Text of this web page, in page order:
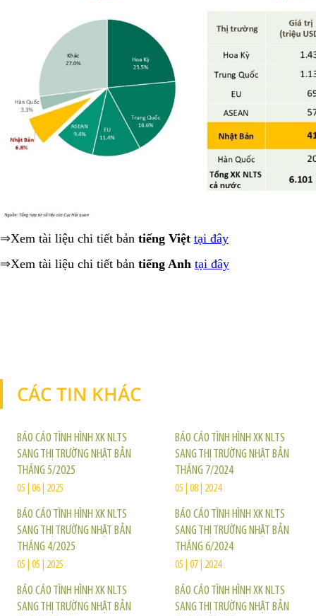
⇒Xem tài liệu chi tiết bản tiếng Việt tại đây
⇒Xem tài liệu chi tiết bản tiếng Anh tại đây
CÁC TIN KHÁC
BÁO CÁO TÌNH HÌNH XK NLTS
SANG THỊ TRƯỜNG NHẬT BẢN
THÁNG 5/2025
05 | 06 | 2025
BÁO CÁO TÌNH HÌNH XK NLTS
SANG THỊ TRƯỜNG NHẬT BẢN
THÁNG 4/2025
05 | 05 | 2025
BÁO CÁO TÌNH HÌNH XK NLTS
SANG THỊ TRƯỜNG NHẬT BẢN
BÁO CÁO TÌNH HÌNH XK NLTS
SANG THỊ TRƯỜNG NHẬT BẢN
THÁNG 7/2024
05 | 08 | 2024
BÁO CÁO TÌNH HÌNH XK NLTS
SANG THỊ TRƯỜNG NHẬT BẢN
THÁNG 6/2024
05 | 07 | 2024
BÁO CÁO TÌNH HÌNH XK NLTS
SANG THỊ TRƯỜNG NHẬT BẢN